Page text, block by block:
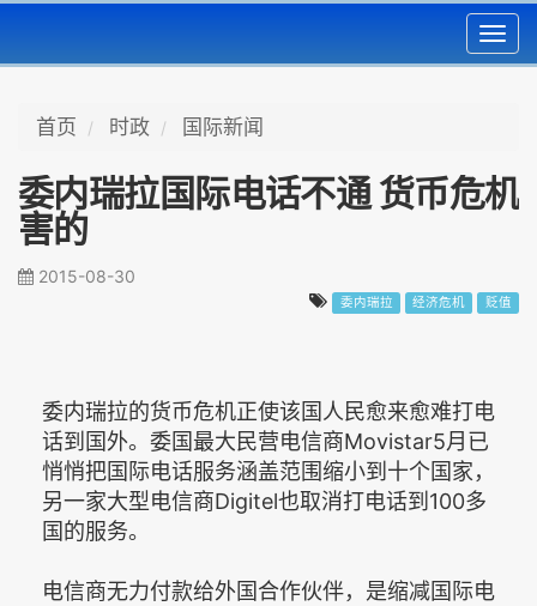
首页 时政 国际新闻
委内瑞拉国际电话不通 货币危机
害的
2015-08-30
委内瑞拉 经济危机 贬值
委内瑞拉的货币危机正使该国人民愈来愈难打电
话到国外。委国最大民营电信商Movistar5月已
悄悄把国际电话服务涵盖范围缩小到十个国家，
另一家大型电信商Digitel也取消打电话到100多
国的服务。
电信商无力付款给外国合作伙伴，是缩减国际电